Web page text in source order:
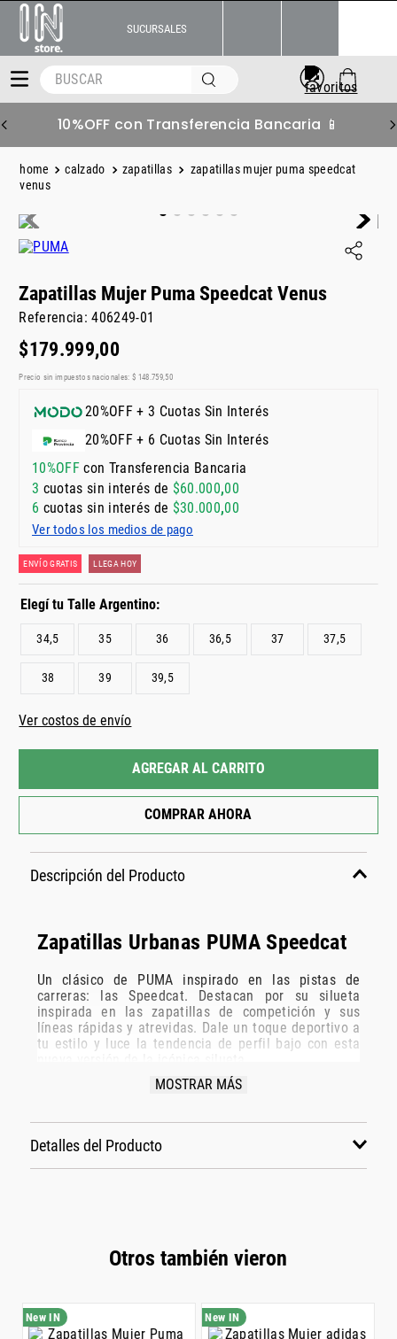
SUCURSALES
BUSCAR
10%OFF con Transferencia Bancaria 📱
calzado zapatillas
zapatillas mujer puma speedcat
venus
Zapatillas Mujer Puma Speedcat Venus
Referencia:406249-01
$179.999,00
Precio sin impuestos nacionales: $ 148 759,50
20%OFF + 3 Cuotas Sin Interés
20%OFF + 6 Cuotas Sin Interés
10%OFFcon Transferencia Bancaria
3 cuotas sin interés de $60.000,00
6 cuotas sin interés de $30.000,00
Ver todos los medios de pago
ENVÍO GRATIS LLEGA HOY
34,5 35 36 36,5 37 37,5
38 39 39,5
Ver costos de envío
AGREGAR AL CARRITO
COMPRAR AHORA
Descripción del Producto
Zapatillas Urbanas PUMA Speedcat
Un clásico de PUMA inspirado en las pistas de
carreras: las Speedcat. Destacan por su silueta
inspirada en las zapatillas de competición y sus
líneas rápidas y atrevidas. Dale un toque deportivo a
tu estilo y luce la tendencia de perfil bajo con esta
redondeada
• Ajuste: Sistema de amarre tradicional con cordones
• Diseño: Silueta de perfil bajo inspirada en el
automovilismo de competición con tipo de tacón
MOSTRAR MÁS
Detalles del Producto
Otros también vieron